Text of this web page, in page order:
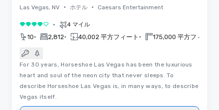
Las Vegas, NV • ホテル • Caesars Entertainment
5 中の 4 • 4 マイル
10• 2,812• 40,002 平方フィート • 175,000 平方フィート
For 30 years, Horseshoe Las Vegas has been the luxurious
heart and soul of the neon city that never sleeps. To
describe Horseshoe Las Vegas is, in many ways, to describe
Vegas itself.